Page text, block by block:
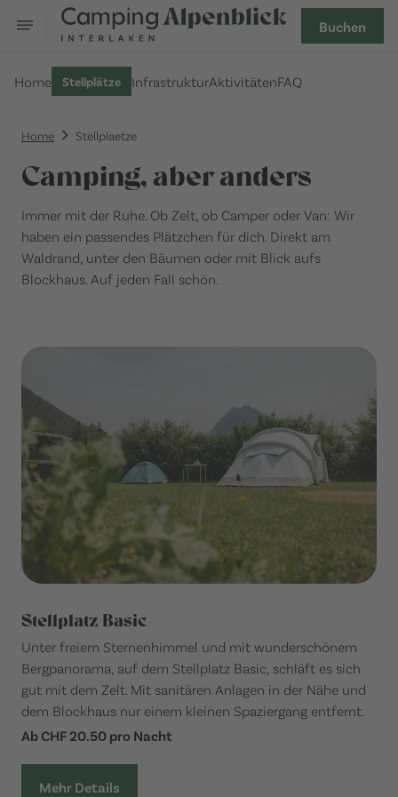
Buchen
Home Stellplätze InfrastrukturAktivitätenFAQ
Home Stellplaetze
Camping, aber anders
Immer mit der Ruhe. Ob Zelt, ob Camper oder Van: Wir
haben ein passendes Plätzchen für dich. Direkt am
Waldrand, unter den Bäumen oder mit Blick aufs
Blockhaus. Auf jeden Fall schön.
Stellplatz Basic
Unter freiem Sternenhimmel und mit wunderschönem
Bergpanorama, auf dem Stellplatz Basic, schläft es sich
gut mit dem Zelt. Mit sanitären Anlagen in der Nähe und
dem Blockhaus nur einem kleinen Spaziergang entfernt.
Ab CHF 20.50 pro Nacht
Mehr Details